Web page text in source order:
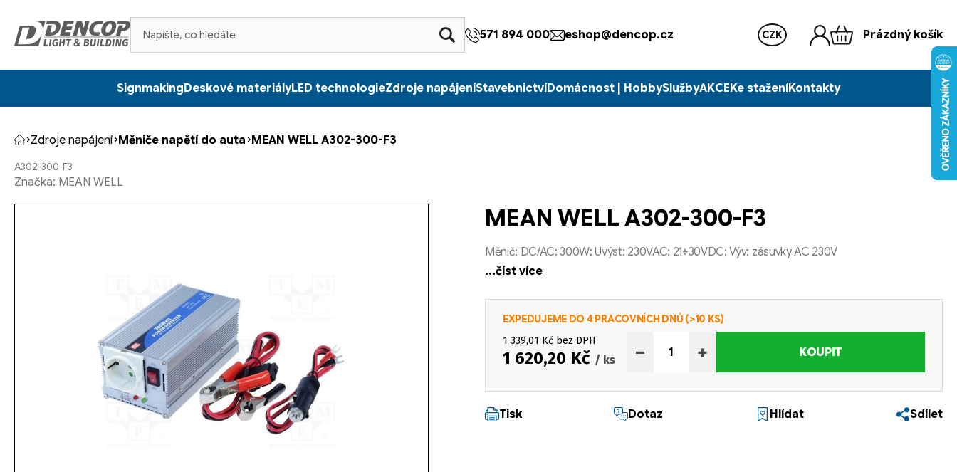
obsah
571 894 000 eshop@dencop.cz CZK Prázdný košík
SignmakingDeskové materiályLED technologieZdroje napájeníStavebnictvíDomácnost | HobbySlužbyAKCEKe staženíKontakty
Domů
Zdroje napájení Měniče napětí do auta MEAN WELL A302-300-F3
A302-300-F3
Značka: MEAN WELL
MEAN WELL A302-300-F3
EXPEDUJEME DO 4 PRACOVNÍCH DNŮ (>10 KS)
1 620,20 Kč / ks
1 339,01 Kč bez DPH
+
− KOUPIT
Měnič: DC/AC; 300W; Uvýst: 230VAC; 21÷30VDC; Výv: zásuvky AC 230V
...číst více
Tisk Dotaz Hlídat Sdílet